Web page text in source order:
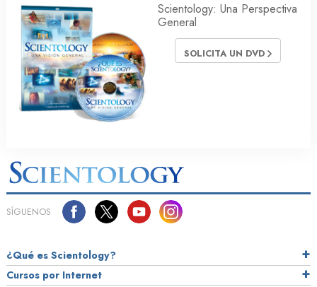
Scientology: Una Perspectiva
General
SOLICITA UN DVD
SÍGUENOS
¿Qué es Scientology?
Cursos por Internet